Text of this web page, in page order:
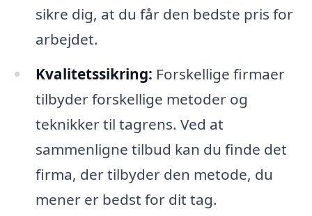
sikre dig, at du får den bedste pris for
arbejdet.
Kvalitetssikring: Forskellige firmaer
tilbyder forskellige metoder og
teknikker til tagrens. Ved at
sammenligne tilbud kan du finde det
firma, der tilbyder den metode, du
mener er bedst for dit tag.